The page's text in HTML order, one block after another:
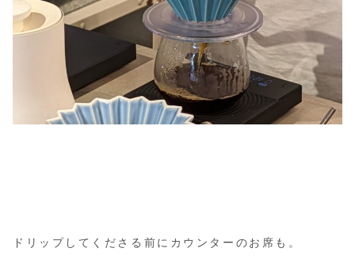
ドリップしてくださる前にカウンターのお席も。